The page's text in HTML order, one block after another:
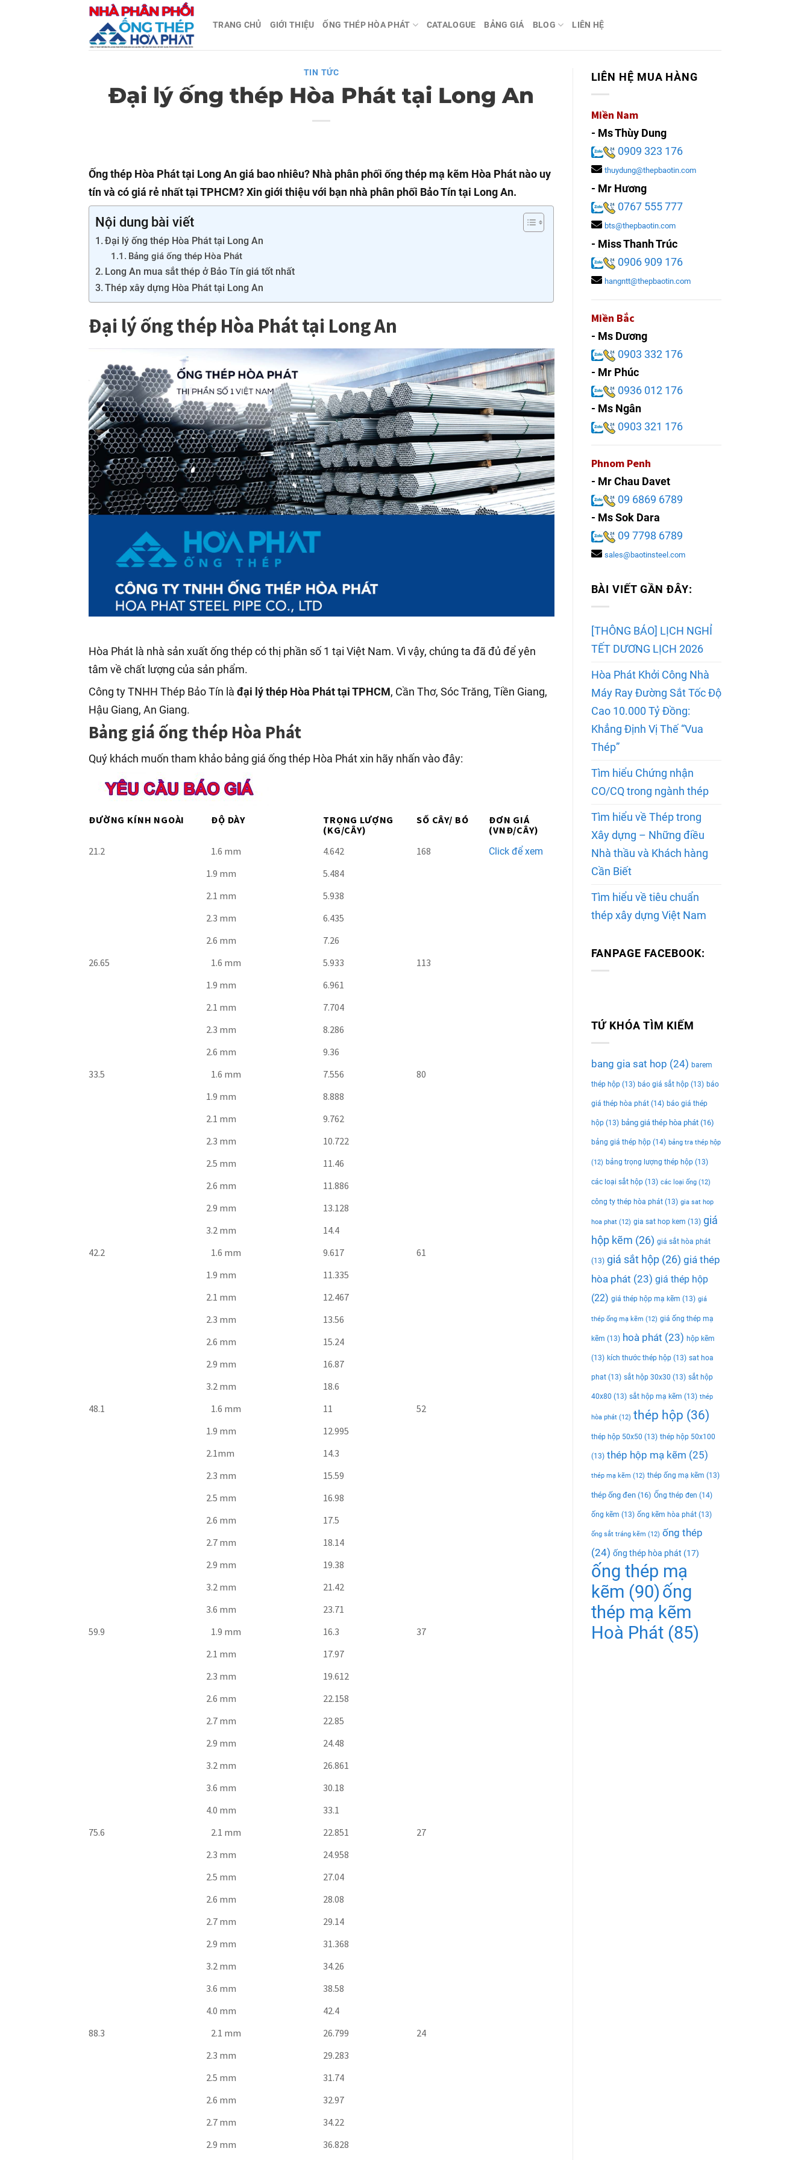
TRANG CHỦ GIỚI THIỆU ỐNG THÉP HÒA PHÁT CATALOGUE BẢNG GIÁ BLOG LIÊN HỆ
TIN TỨC
Đại lý ống thép Hòa Phát tại Long An
Ống thép Hòa Phát tại Long An giá bao nhiêu? Nhà phân phối ống thép mạ kẽm Hòa Phát nào uy
tín và có giá rẻ nhất tại TPHCM? Xin giới thiệu với bạn nhà phân phối Bảo Tín tại Long An.
Nội dung bài viết
Đại lý ống thép Hòa Phát tại Long An
Bảng giá ống thép Hòa Phát
Long An mua sắt thép ở Bảo Tín giá tốt nhất
Thép xây dựng Hòa Phát tại Long An
Đại lý ống thép Hòa Phát tại Long An
Hòa Phát là nhà sản xuất ống thép có thị phần số 1 tại Việt Nam. Vì vậy, chúng ta đã đủ để yên
tâm về chất lượng của sản phẩm.
Công ty TNHH Thép Bảo Tín là đại lý thép Hòa Phát tại TPHCM, Cần Thơ, Sóc Trăng, Tiền Giang,
Hậu Giang, An Giang.
Bảng giá ống thép Hòa Phát
Quý khách muốn tham khảo bảng giá ống thép Hòa Phát xin hãy nhấn vào đây:
ĐƯỜNG KÍNH NGOÀI ĐỘ DÀY
TRỌNG LƯỢNG
(KG/CÂY)
SỐ CÂY/ BÓ
ĐƠN GIÁ
(VNĐ/CÂY)
21.2
1.6 mm 4.642 168 Click để xem
1.9 mm
5.484
2.1 mm
5.938
2.3 mm
6.435
2.6 mm
7.26
26.65
1.6 mm 5.933
113
1.9 mm
6.961
2.1 mm
7.704
2.3 mm
8.286
2.6 mm
9.36
33.5
1.6 mm 7.556
80
1.9 mm
8.888
2.1 mm
9.762
2.3 mm
10.722
2.5 mm
11.46
2.6 mm
11.886
2.9 mm
13.128
3.2 mm
14.4
42.2
1.6 mm 9.617
61
1.9 mm
11.335
2.1 mm
12.467
2.3 mm
13.56
2.6 mm
15.24
2.9 mm
16.87
3.2 mm
18.6
48.1
1.6 mm 11
52
1.9 mm
12.995
2.1mm
14.3
2.3 mm
15.59
2.5 mm
16.98
2.6 mm
17.5
2.7 mm
18.14
2.9 mm
19.38
3.2 mm
21.42
3.6 mm
23.71
59.9
1.9 mm 16.3
37
2.1 mm
17.97
2.3 mm
19.612
2.6 mm
22.158
2.7 mm
22.85
2.9 mm
24.48
3.2 mm
26.861
3.6 mm
30.18
4.0 mm
33.1
75.6
2.1 mm 22.851
27
2.3 mm
24.958
2.5 mm
27.04
2.6 mm
28.08
2.7 mm
29.14
2.9 mm
31.368
3.2 mm
34.26
3.6 mm
38.58
4.0 mm
42.4
88.3
2.1 mm 26.799
24
2.3 mm
29.283
2.5 mm
31.74
2.6 mm
32.97
2.7 mm
34.22
2.9 mm
36.828
LIÊN HỆ MUA HÀNG
Miền Nam
- Ms Thùy Dung
0909 323 176
thuydung@thepbaotin.com
- Mr Hương
0767 555 777
bts@thepbaotin.com
- Miss Thanh Trúc
0906 909 176
hangntt@thepbaotin.com
Miền Bắc
- Ms Dương
0903 332 176
- Mr Phúc
0936 012 176
- Ms Ngân
0903 321 176
Phnom Penh
- Mr Chau Davet
09 6869 6789
- Ms Sok Dara
09 7798 6789
sales@baotinsteel.com
BÀI VIẾT GẦN ĐÂY:
[THÔNG BÁO] LỊCH NGHỈ
TẾT DƯƠNG LỊCH 2026
Hòa Phát Khởi Công Nhà
Máy Ray Đường Sắt Tốc Độ
Cao 10.000 Tỷ Đồng:
Khẳng Định Vị Thế “Vua
Thép”
Tìm hiểu Chứng nhận
CO/CQ trong ngành thép
Tìm hiểu về Thép trong
Xây dựng – Những điều
Nhà thầu và Khách hàng
Cần Biết
Tìm hiểu về tiêu chuẩn
thép xây dựng Việt Nam
FANPAGE FACEBOOK:
TỨ KHÓA TÌM KIẾM
bang gia sat hop (24) barem
thép hộp(13) báo giá sắt hộp(13) báo
giá thép hòa phát(14) báo giá thép
hộp(13) bảng giá thép hòa phát(16)
bảng giá thép hộp(14) bảng tra thép hộp
(12) bảng trọng lượng thép hộp(13)
các loại sắt hộp(13) các loại ống(12)
công ty thép hòa phát(13) gia sat hop
hoa phat(12) gia sat hop kem (13) giá
hộp kẽm (26) giá sắt hòa phát
(13) giá sắt hộp(26) giá thép
hòa phát (23) giá thép hộp
(22) giá thép hộp mạ kẽm (13) giá
thép ống mạ kẽm (12) giá ống thép mạ
kẽm (13) hoà phát (23) hộp kẽm
(13) kích thước thép hộp(13) sat hoa
phat(13) sắt hộp 30x30 (13) sắt hộp
40x80 (13) sắt hộp mạ kẽm (13) thép
hòa phát(12) thép hộp (36)
thép hộp 50x50 (13) thép hộp 50x100
(13) thép hộp mạ kẽm (25)
thép mạ kẽm (12) thép ống mạ kẽm (13)
thép ống đen(16) Ống thép đen (14)
ống kẽm (13) ống kẽm hòa phát(13)
ống sắt tráng kẽm (12) ống thép
(24) ống thép hòa phát (17)
ống thép mạ
kẽm (90) ống
thép mạ kẽm
Hoà Phát(85)